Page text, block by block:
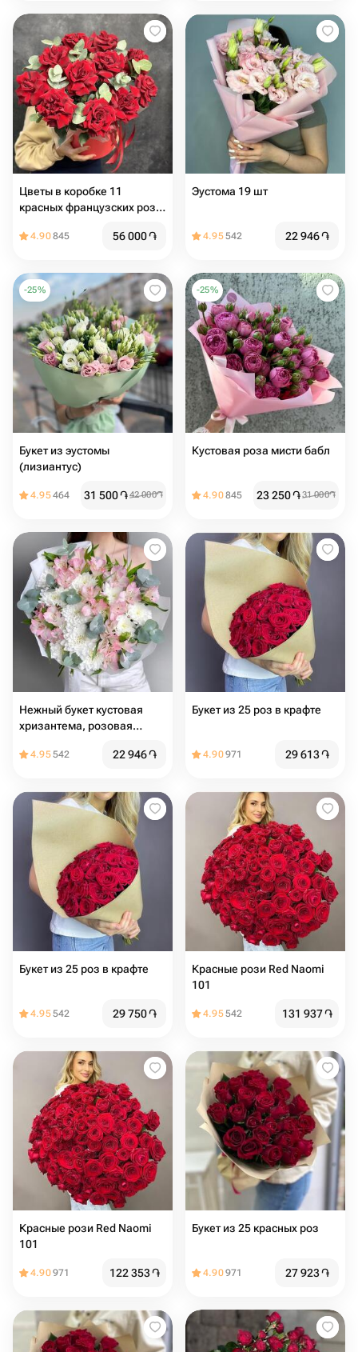
Цветы в коробке 11
красных французских роз с
4.90845 56 000֏
Эустома 19 шт
4.95542 22 946֏
-25%
Букет из эустомы
(лизиантус)
4.95464 31 500֏42 000֏
-25%
Кустовая роза мисти бабл
4.90845 23 250֏31 000֏
Нежный букет кустовая
хризантема, розовая
4.95542 22 946֏
Букет из 25 роз в крафте
4.90971 29 613֏
Букет из 25 роз в крафте
4.95542 29 750֏
Красные рози Red Naomi
101
4.95542 131 937֏
Красные рози Red Naomi
101
4.90971 122 353֏
Букет из 25 красных роз
4.90971 27 923֏